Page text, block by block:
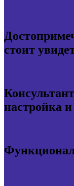
стоит
настройка и